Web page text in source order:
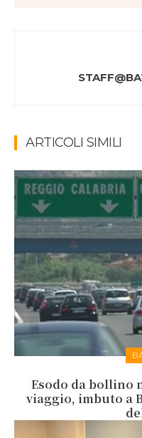
ARTICOLI SIMILI
Esodo da bollino
viaggio, imbuto a